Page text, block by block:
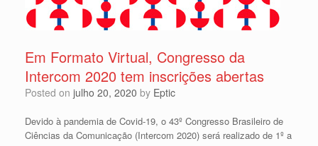
Em Formato Virtual, Congresso da
Intercom 2020 tem inscrições abertas
Posted on julho 20, 2020 by Eptic
Devido à pandemia de Covid-19, o 43º Congresso Brasileiro de
Ciências da Comunicação (Intercom 2020) será realizado de 1º a